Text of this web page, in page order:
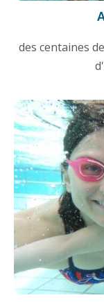
des centaines